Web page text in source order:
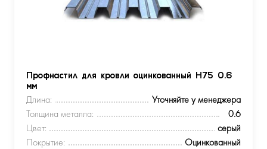
Профнастил для кровли оцинкованный Н75 0.6
мм
Длина:
Уточняйте у менеджера
Толщина металла:
0.6
Цвет:
серый
Покрытие:
Оцинкованный